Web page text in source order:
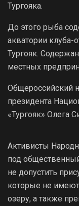
Тургояка.
До этого рыба
акватории клуба-
Тургояк.
местных
Общероссийский
президента
«Тургояк» Олега
Активисты
под
не допустить
которые не
озеру, а также